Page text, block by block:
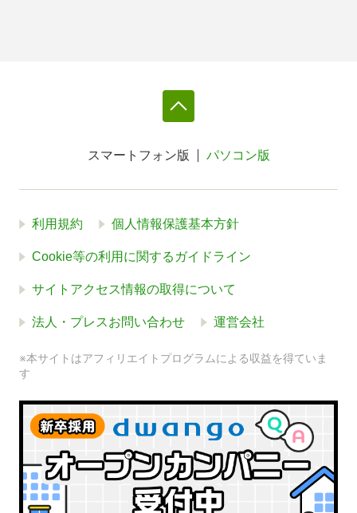
スマートフォン版 パソコン版
利用規約 個人情報保護基本方針
Cookie等の利用に関するガイドライン
サイトアクセス情報の取得について
法人・プレスお問い合わせ 運営会社
※本サイトはアフィリエイトプログラムによる収益を得ていま
す